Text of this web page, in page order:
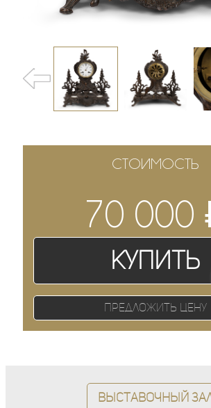
СТОИМОСТЬ
70 000
Купить
Предложить цену
Выставочный